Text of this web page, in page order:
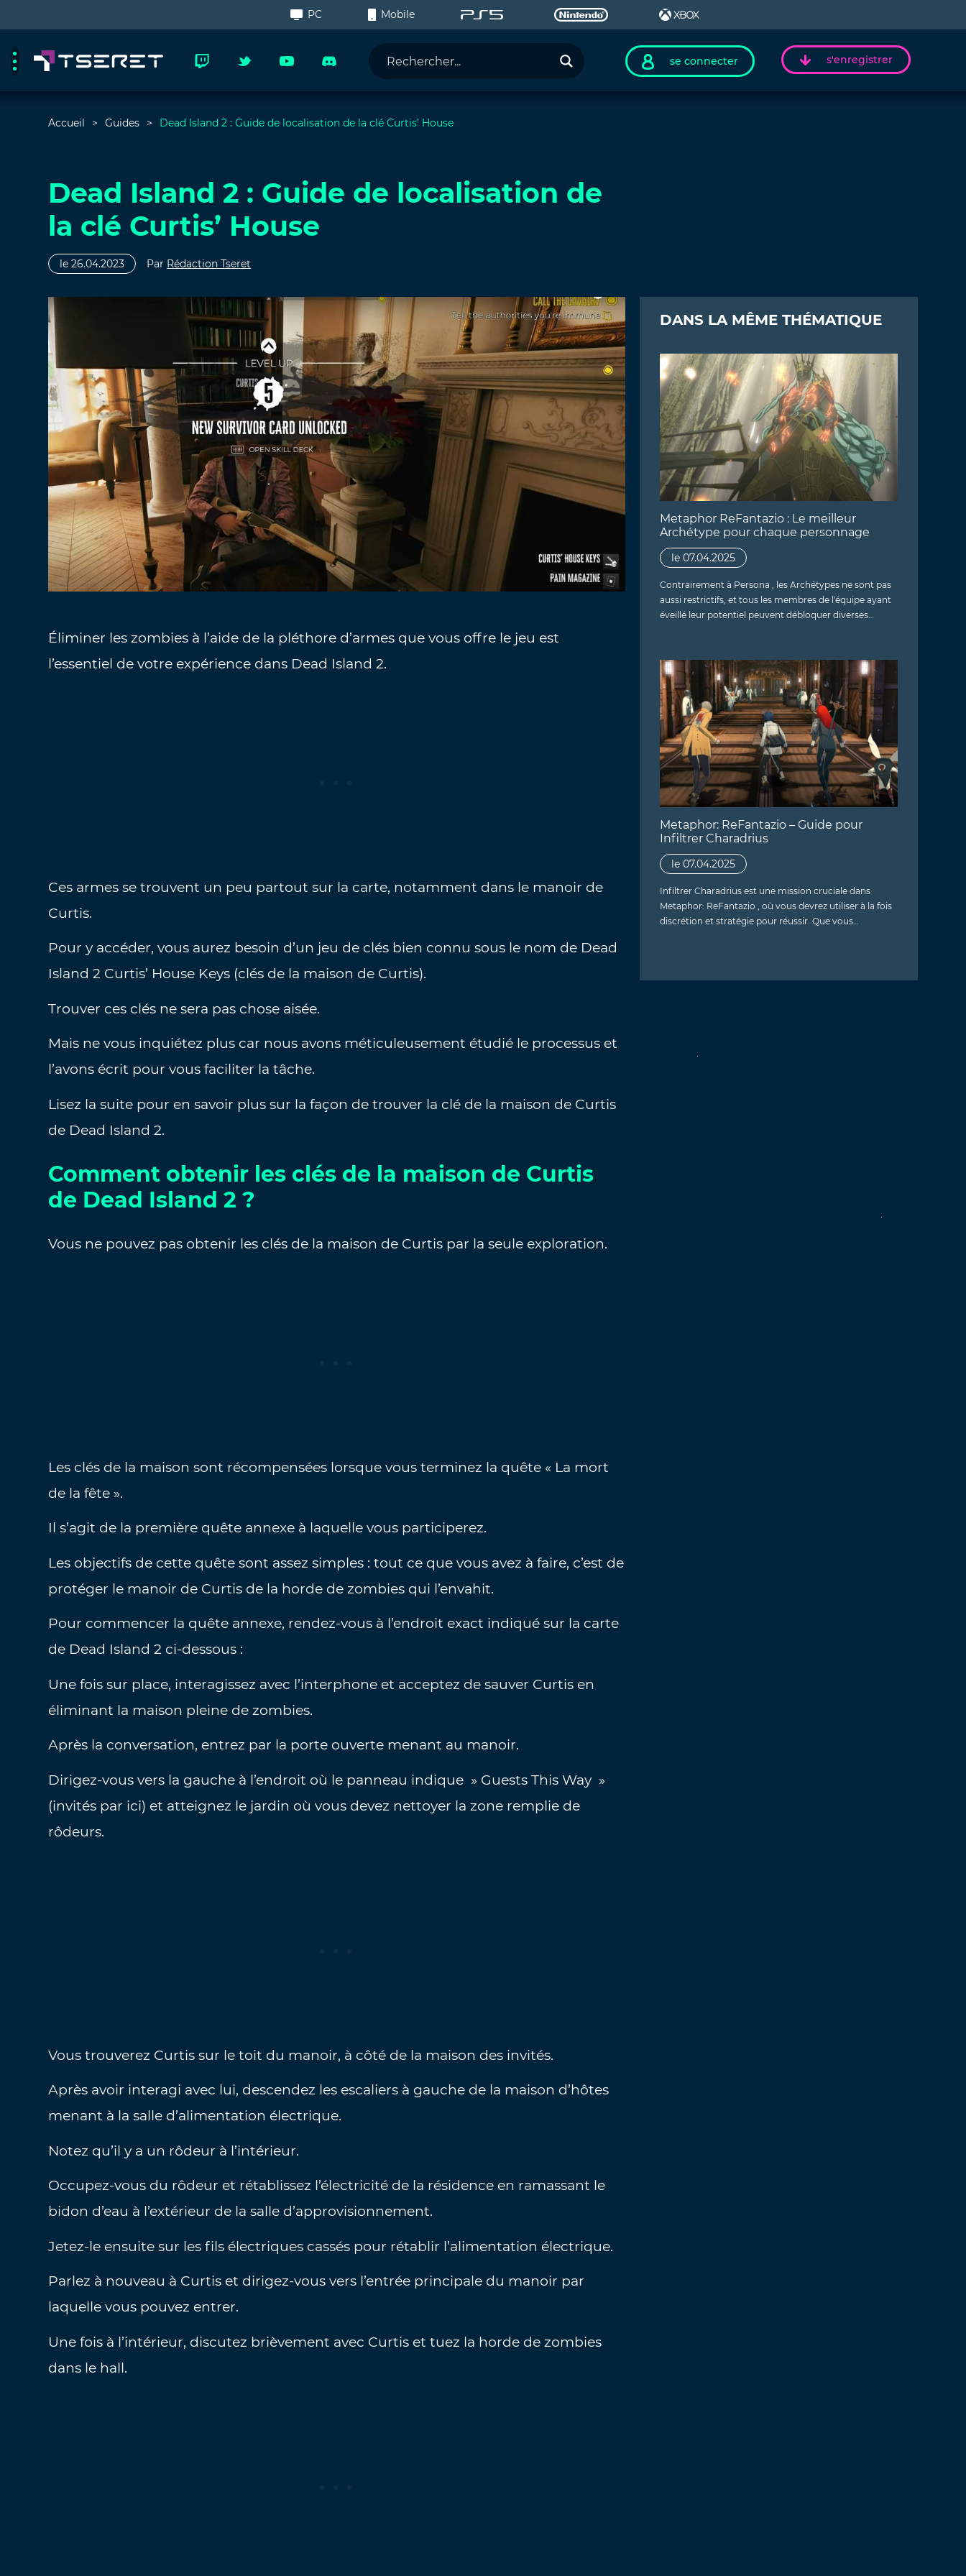
PC Mobile
se connecter s'enregistrer
Accueil Guides Dead Island 2 : Guide de localisation de la clé Curtis’ House
Dead Island 2 : Guide de localisation de
la clé Curtis’ House
le 26.04.2023 Par Rédaction Tseret
Éliminer les zombies à l’aide de la pléthore d’armes que vous offre le jeu est
l’essentiel de votre expérience dans Dead Island 2.
Ces armes se trouvent un peu partout sur la carte, notamment dans le manoir de
Curtis.
Pour y accéder, vous aurez besoin d’un jeu de clés bien connu sous le nom de Dead
Island 2 Curtis’ House Keys (clés de la maison de Curtis).
Trouver ces clés ne sera pas chose aisée.
Mais ne vous inquiétez plus car nous avons méticuleusement étudié le processus et
l’avons écrit pour vous faciliter la tâche.
Lisez la suite pour en savoir plus sur la façon de trouver la clé de la maison de Curtis
de Dead Island 2.
Comment obtenir les clés de la maison de Curtis
de Dead Island 2 ?
Vous ne pouvez pas obtenir les clés de la maison de Curtis par la seule exploration.
Les clés de la maison sont récompensées lorsque vous terminez la quête « La mort
de la fête ».
Il s’agit de la première quête annexe à laquelle vous participerez.
Les objectifs de cette quête sont assez simples : tout ce que vous avez à faire, c’est de
protéger le manoir de Curtis de la horde de zombies qui l’envahit.
Pour commencer la quête annexe, rendez-vous à l’endroit exact indiqué sur la carte
de Dead Island 2 ci-dessous :
Une fois sur place, interagissez avec l’interphone et acceptez de sauver Curtis en
éliminant la maison pleine de zombies.
Après la conversation, entrez par la porte ouverte menant au manoir.
Dirigez-vous vers la gauche à l’endroit où le panneau indique » Guests This Way »
(invités par ici) et atteignez le jardin où vous devez nettoyer la zone remplie de
rôdeurs.
Vous trouverez Curtis sur le toit du manoir, à côté de la maison des invités.
Après avoir interagi avec lui, descendez les escaliers à gauche de la maison d’hôtes
menant à la salle d’alimentation électrique.
Notez qu’il y a un rôdeur à l’intérieur.
Occupez-vous du rôdeur et rétablissez l’électricité de la résidence en ramassant le
bidon d’eau à l’extérieur de la salle d’approvisionnement.
Jetez-le ensuite sur les fils électriques cassés pour rétablir l’alimentation électrique.
Parlez à nouveau à Curtis et dirigez-vous vers l’entrée principale du manoir par
laquelle vous pouvez entrer.
Une fois à l’intérieur, discutez brièvement avec Curtis et tuez la horde de zombies
dans le hall.
DANS LA MÊME THÉMATIQUE
Metaphor ReFantazio : Le meilleur
Archétype pour chaque personnage
le 07.04.2025
Contrairement à Persona , les Archétypes ne sont pas
aussi restrictifs, et tous les membres de l'équipe ayant
éveillé leur potentiel peuvent débloquer diverses…
Metaphor: ReFantazio – Guide pour
Infiltrer Charadrius
le 07.04.2025
Infiltrer Charadrius est une mission cruciale dans
Metaphor: ReFantazio , où vous devrez utiliser à la fois
discrétion et stratégie pour réussir. Que vous…